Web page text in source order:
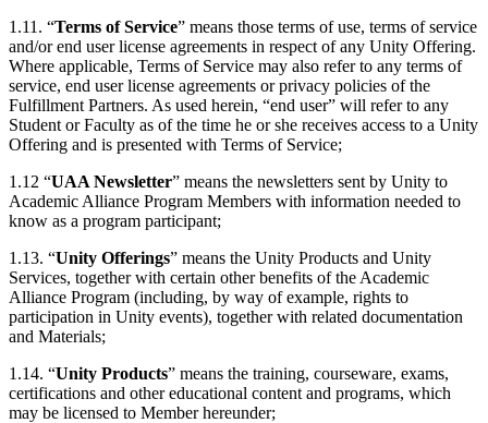
1.11. “Terms of Service” means those terms of use, terms of service
and/or end user license agreements in respect of any Unity Offering.
Where applicable, Terms of Service may also refer to any terms of
service, end user license agreements or privacy policies of the
Fulfillment Partners. As used herein, “end user” will refer to any
Student or Faculty as of the time he or she receives access to a Unity
Offering and is presented with Terms of Service;
1.12 “UAA Newsletter” means the newsletters sent by Unity to
Academic Alliance Program Members with information needed to
know as a program participant;
1.13. “Unity Offerings” means the Unity Products and Unity
Services, together with certain other benefits of the Academic
Alliance Program (including, by way of example, rights to
participation in Unity events), together with related documentation
and Materials;
1.14. “Unity Products” means the training, courseware, exams,
certifications and other educational content and programs, which
may be licensed to Member hereunder;